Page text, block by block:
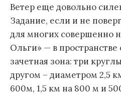
Ветер еще довольно
Задание, если и не
для многих совершенно
Ольги» — в пространстве
зачетная зона: три
другом – диаметром 2,5
600м, 1,5 км на 800 м и